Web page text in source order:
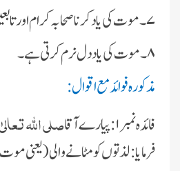
۷۔ موت کی یاد کرنا صحابہ کرام اور تابعین کی سنت ہے۔
۸۔ موت کی یاد دل نرم کرتی ہے۔
مذکورہ فوائد مع اقوال :
فائدہ نمبر۱: پیارے آقا
صلی اللہ
فرمایا: لذتوں کو مٹانے والی(یعنی